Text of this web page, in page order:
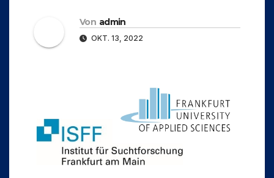
Von admin
OKT. 13, 2022